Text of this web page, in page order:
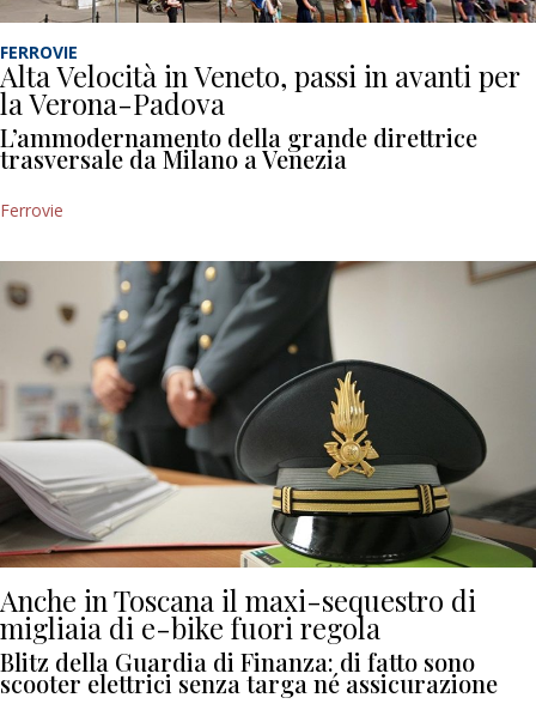
FERROVIE
Alta Velocità in Veneto, passi in avanti per
la Verona-Padova
L’ammodernamento della grande direttrice
trasversale da Milano a Venezia
Ferrovie
Anche in Toscana il maxi-sequestro di
migliaia di e-bike fuori regola
Blitz della Guardia di Finanza: di fatto sono
scooter elettrici senza targa né assicurazione